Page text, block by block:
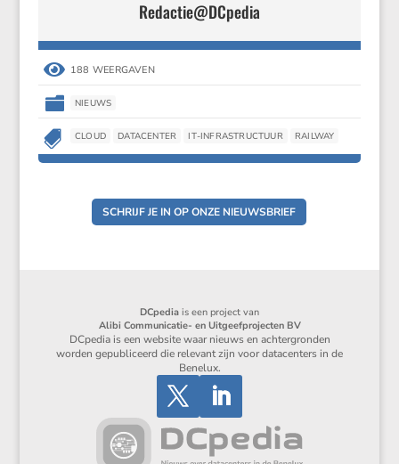
Redactie@DCpedia
 188 WEERGAVEN
 NIEUWS
 CLOUD DATACENTER IT-INFRASTRUCTUUR RAILWAY
SCHRIJF JE IN OP ONZE NIEUWSBRIEF
DCpedia is een project van
Alibi Communicatie- en Uitgeefprojecten BV
DCpedia is een website waar nieuws en achtergronden
worden gepubliceerd die relevant zijn voor datacenters in de
Benelux.